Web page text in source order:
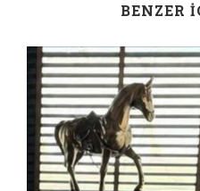
BENZER